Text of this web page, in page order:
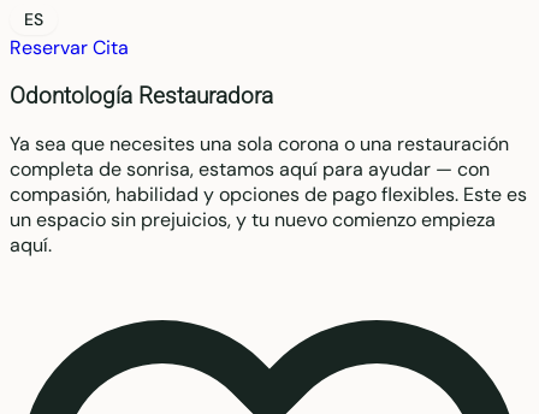
ES
Reservar Cita
Odontología Restauradora
Ya sea que necesites una sola corona o una restauración
completa de sonrisa, estamos aquí para ayudar — con
compasión, habilidad y opciones de pago flexibles. Este es
un espacio sin prejuicios, y tu nuevo comienzo empieza
aquí.